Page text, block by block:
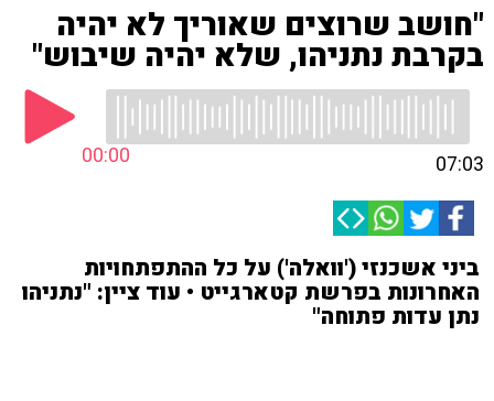
"חושב שרוצים שאוריך לא יהיה
בקרבת נתניהו, שלא יהיה שיבוש"
00:00 07:03
ביני אשכנזי ('וואלה') על כל ההתפתחויות
האחרונות בפרשת קטארגייט • עוד ציין: "נתניהו
נתן עדות פתוחה"